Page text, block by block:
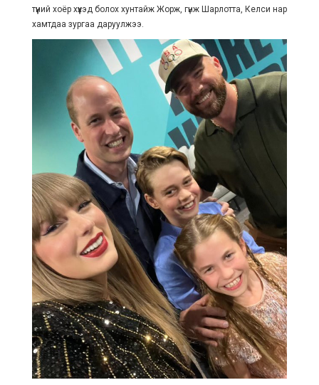
түүний хоёр хүүхэд болох хунтайж Жорж, гүнж Шарлотта, Келси нар
хамтдаа зургаа даруулжээ.